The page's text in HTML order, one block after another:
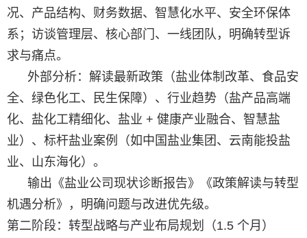
况、产品结构、财务数据、智慧化水平、安全环保体
系；访谈管理层、核心部门、一线团队，明确转型诉
求与痛点。
外部分析：解读最新政策（盐业体制改革、食品安
全、绿色化工、民生保障）、行业趋势（盐产品高端
化、盐化工精细化、盐业 + 健康产业融合、智慧盐
业）、标杆盐业案例（如中国盐业集团、云南能投盐
业、山东海化）。
输出《盐业公司现状诊断报告》《政策解读与转型
机遇分析》，明确问题与改进优先级。
第二阶段：转型战略与产业布局规划（1.5 个月）